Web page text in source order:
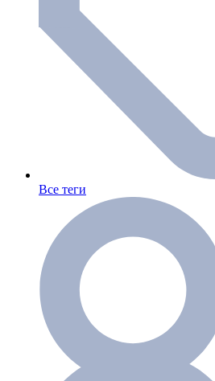
Все теги